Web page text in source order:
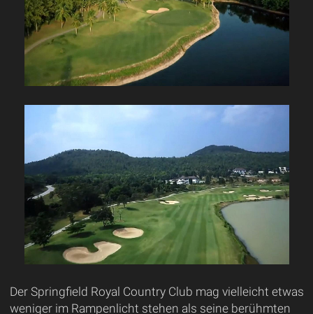
Der Springfield Royal Country Club mag vielleicht etwas
weniger im Rampenlicht stehen als seine berühmten